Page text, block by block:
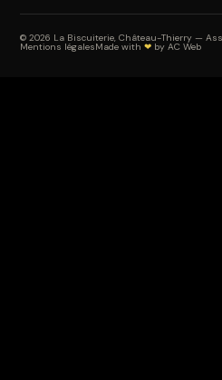
© 2026 La Biscuiterie, Château-Thierry —
Mentions légalesMade with❤ byAC Web